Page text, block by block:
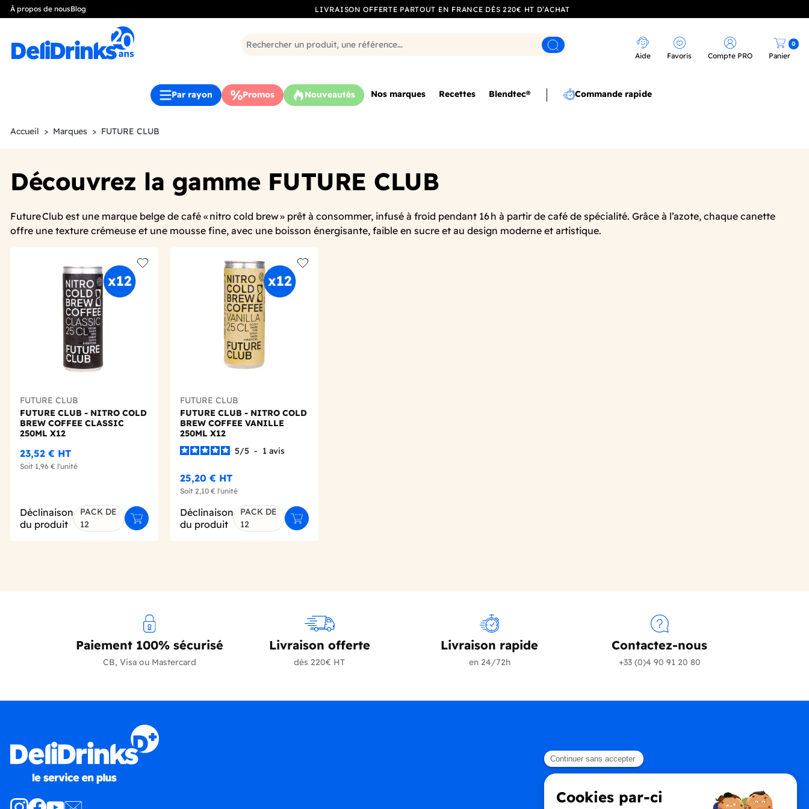
À propos de nousBlog LIVRAISON OFFERTE PARTOUT EN FRANCE DÈS 220€ HT D’ACHAT
Rechercher
Aide Favoris Compte PRO Panier
0
Par rayon Promos Nouveautés Nos marques Recettes Blendtec® Commande rapide
Accueil Marques FUTURE CLUB
Découvrez la gamme FUTURE CLUB
Future Club est une marque belge de café « nitro cold brew » prêt à consommer, infusé à froid pendant 16 h à partir de café de spécialité. Grâce à l’azote, chaque canette
offre une texture crémeuse et une mousse fine, avec une boisson énergisante, faible en sucre et au design moderne et artistique.
FUTURE CLUB
FUTURE CLUB - NITRO COLD
BREW COFFEE CLASSIC
250ML X12
23,52 € HT
Soit 1,96 € l'unité
Déclinaison
du produit
PACK DE
12
Ajouter au panier
FUTURE CLUB
FUTURE CLUB - NITRO COLD
BREW COFFEE VANILLE
250ML X12
5/5 - 1 avis
25,20 € HT
Soit 2,10 € l'unité
Déclinaison
du produit
PACK DE
12
Ajouter au panier
Paiement 100% sécurisé
CB, Visa ou Mastercard
Livraison offerte
dès 220€ HT
Livraison rapide
en 24/72h
Contactez-nous
+33 (0)4 90 91 20 80